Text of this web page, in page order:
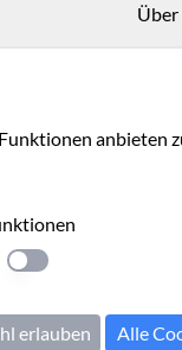
Über
anbieten
Einstellung anwenden
erlauben Alle